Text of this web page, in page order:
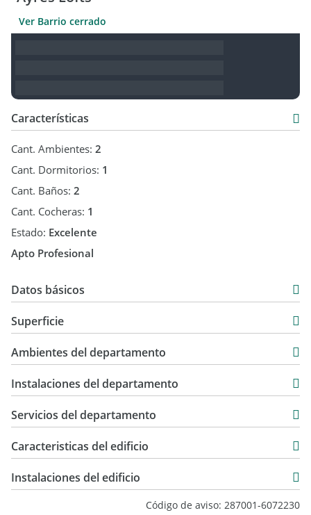
Ver Barrio cerrado
Características
Cant. Ambientes: 2
Cant. Dormitorios: 1
Cant. Baños: 2
Cant. Cocheras: 1
Estado: Excelente
Apto Profesional
Datos básicos
Venta
USD 150.000
Superficie
75 m2
Ambientes del departamento
Instalaciones del departamento
Servicios del departamento
Caracteristicas del edificio
15
Primera Categoria
Instalaciones del edificio
Código de aviso: 287001-6072230